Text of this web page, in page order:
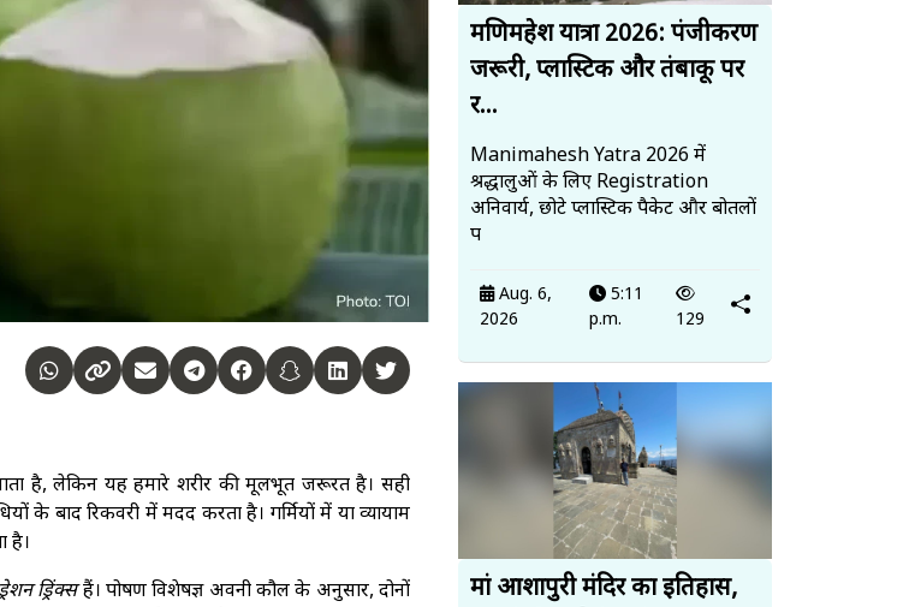
है, लेकिन यह हमारे शरीर की मूलभूत जरूरत है। सही
के बाद रिकवरी में मदद करता है। गर्मियों में या व्यायाम
है।
ड्रिंक्सहैं। पोषण विशेषज्ञ अवनी कौल के अनुसार, दोनों
मणिमहेश यात्रा 2026: पंजीकरण
जरूरी, प्लास्टिक और तंबाकू पर
र...
Manimahesh Yatra 2026 में
श्रद्धालुओं के लिए Registration
अनिवार्य, छोटे प्लास्टिक पैकेट और बोतलों
प
Aug. 6,
2026
5:11
p.m.
129
मां आशापुरी मंदिर का इतिहास,